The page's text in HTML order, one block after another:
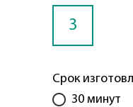
3
Срок
30 минут